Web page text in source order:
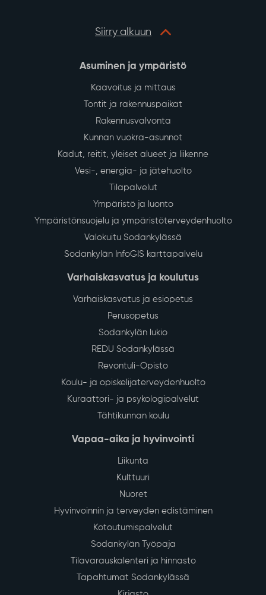
Siirry alkuun
Asuminen ja ympäristö
Kaavoitus ja mittaus
Tontit ja rakennuspaikat
Rakennusvalvonta
Kunnan vuokra-asunnot
Kadut, reitit, yleiset alueet ja liikenne
Vesi-, energia- ja jätehuolto
Tilapalvelut
Ympäristö ja luonto
Ympäristönsuojelu ja ympäristöterveydenhuolto
Valokuitu Sodankylässä
Sodankylän InfoGIS karttapalvelu
Varhaiskasvatus ja koulutus
Varhaiskasvatus ja esiopetus
Perusopetus
Sodankylän lukio
REDU Sodankylässä
Revontuli-Opisto
Koulu- ja opiskelijaterveydenhuolto
Kuraattori- ja psykologipalvelut
Tähtikunnan koulu
Vapaa-aika ja hyvinvointi
Liikunta
Kulttuuri
Nuoret
Hyvinvoinnin ja terveyden edistäminen
Kotoutumispalvelut
Sodankylän Työpaja
Tilavarauskalenteri ja hinnasto
Tapahtumat Sodankylässä